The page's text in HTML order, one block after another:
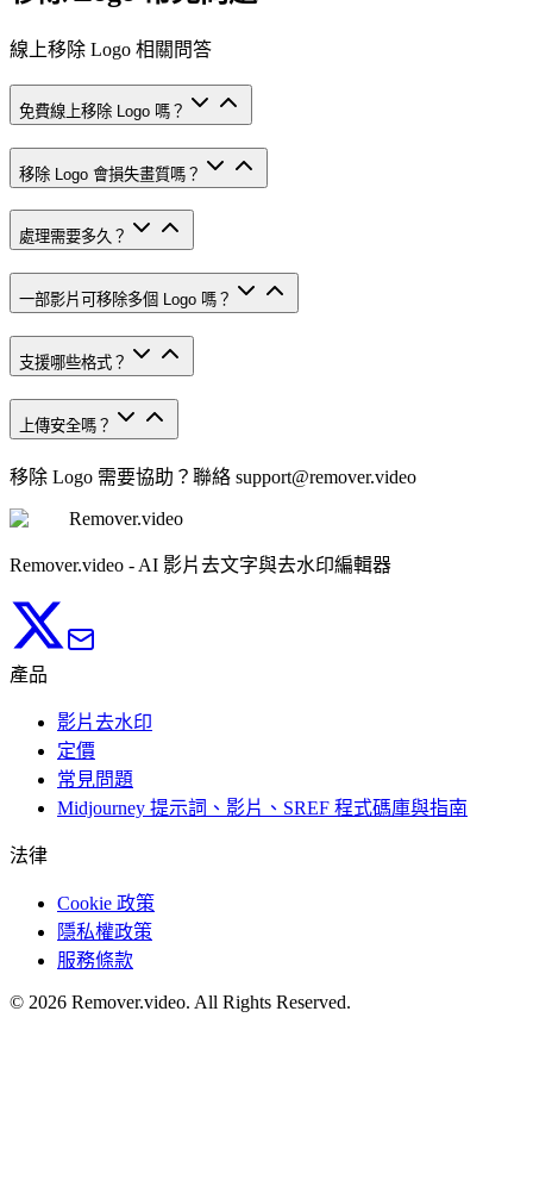
線上移除 Logo 相關問答
免費線上移除 Logo 嗎？
移除 Logo 會損失畫質嗎？
處理需要多久？
一部影片可移除多個 Logo 嗎？
支援哪些格式？
上傳安全嗎？
移除 Logo 需要協助？聯絡 support@remover.video
Remover.video
Remover.video - AI 影片去文字與去水印編輯器
產品
影片去水印
定價
常見問題
Midjourney 提示詞、影片、SREF 程式碼庫與指南
法律
Cookie 政策
隱私權政策
服務條款
© 2026 Remover.video. All Rights Reserved.